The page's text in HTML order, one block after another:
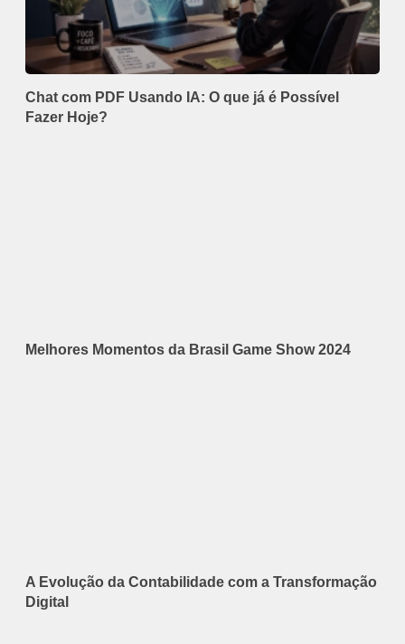
Chat com PDF Usando IA: O que já é Possível
Fazer Hoje?
Melhores Momentos da Brasil Game Show 2024
A Evolução da Contabilidade com a Transformação
Digital